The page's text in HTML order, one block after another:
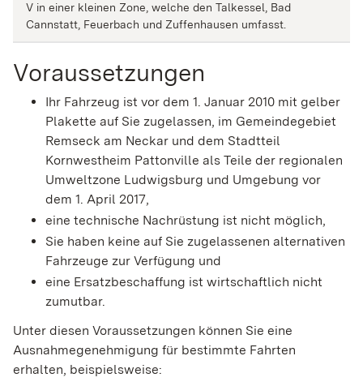
V in einer kleinen Zone, welche den Talkessel, Bad
Cannstatt, Feuerbach und Zuffenhausen umfasst.
Voraussetzungen
Ihr Fahrzeug ist vor dem 1. Januar 2010 mit gelber
Plakette auf Sie zugelassen, im Gemeindegebiet
Remseck am Neckar und dem Stadtteil
Kornwestheim Pattonville als Teile der regionalen
Umweltzone Ludwigsburg und Umgebung vor
dem 1. April 2017,
eine technische Nachrüstung ist nicht möglich,
Sie haben keine auf Sie zugelassenen alternativen
Fahrzeuge zur Verfügung und
eine Ersatzbeschaffung ist wirtschaftlich nicht
zumutbar.
Unter diesen Voraussetzungen können Sie eine
Ausnahmegenehmigung für bestimmte Fahrten
erhalten, beispielsweise: